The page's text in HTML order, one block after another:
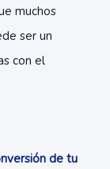
muchos
ser un
con el
de tu